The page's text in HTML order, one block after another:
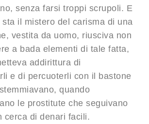
senza farsi troppi scrupoli. E
sta il mistero del carisma di una
vestita da uomo, riusciva non
a bada elementi di tale fatta,
addirittura di
e di percuoterli con il bastone
quando
le prostitute che seguivano
cerca di denari facili.